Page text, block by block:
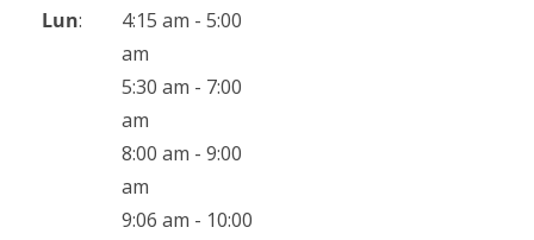
k
p
e
i
Lun: 4:15 am - 5:00
am
5:30 am - 7:00
am
8:00 am - 9:00
am
9:06 am - 10:00